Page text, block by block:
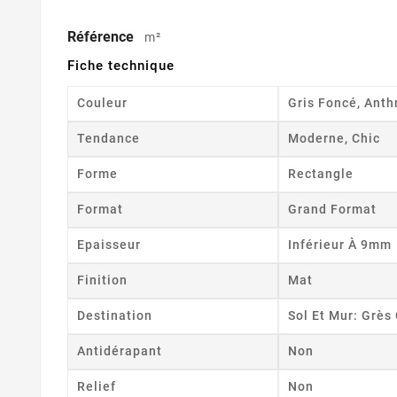
Référence m²
Fiche technique
Couleur Gris Foncé,
Tendance Moderne, Chic
Forme Rectangle
Format Grand Format
Epaisseur Inférieur À 9mm
Finition Mat
Destination Sol Et Mur: Grès
Antidérapant Non
Relief Non